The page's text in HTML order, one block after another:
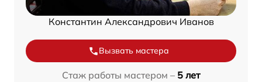
Константин Александрович Иванов
Вызвать мастера
Стаж работы мастером – 5 лет